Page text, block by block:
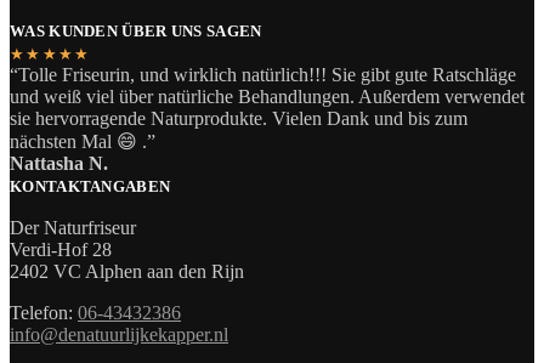
WAS KUNDEN ÜBER UNS SAGEN
★★★★★
“Tolle Friseurin, und wirklich natürlich!!! Sie gibt gute Ratschläge
und weiß viel über natürliche Behandlungen. Außerdem verwendet
sie hervorragende Naturprodukte. Vielen Dank und bis zum
nächsten Mal 😄 .”
Nattasha N.
KONTAKTANGABEN
Der Naturfriseur
Verdi-Hof 28
2402 VC Alphen aan den Rijn
Telefon: 06-43432386
info@denatuurlijkekapper.nl